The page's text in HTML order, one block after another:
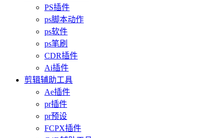
PS插件
ps脚本动作
ps软件
ps笔刷
CDR插件
Ai插件
剪辑辅助工具
Ae插件
pr插件
pr预设
FCPX插件